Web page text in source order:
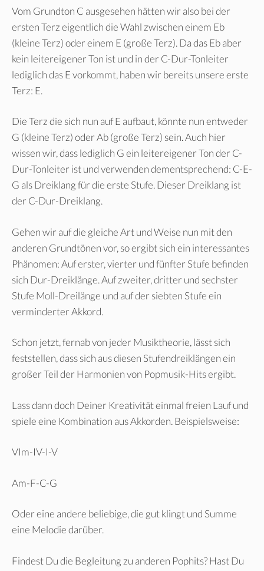
Vom Grundton C ausgesehen hätten wir also bei der
ersten Terz eigentlich die Wahl zwischen einem Eb
(kleine Terz) oder einem E (große Terz). Da das Eb aber
kein leitereigener Ton ist und in der C-Dur-Tonleiter
lediglich das E vorkommt, haben wir bereits unsere erste
Terz: E.
Die Terz die sich nun auf E aufbaut, könnte nun entweder
G (kleine Terz) oder Ab (große Terz) sein. Auch hier
wissen wir, dass lediglich G ein leitereigener Ton der C-
Dur-Tonleiter ist und verwenden dementsprechend: C-E-
G als Dreiklang für die erste Stufe. Dieser Dreiklang ist
der C-Dur-Dreiklang.
Gehen wir auf die gleiche Art und Weise nun mit den
anderen Grundtönen vor, so ergibt sich ein interessantes
Phänomen: Auf erster, vierter und fünfter Stufe befinden
sich Dur-Dreiklänge. Auf zweiter, dritter und sechster
Stufe Moll-Dreilänge und auf der siebten Stufe ein
verminderter Akkord.
Schon jetzt, fernab von jeder Musiktheorie, lässt sich
feststellen, dass sich aus diesen Stufendreiklängen ein
großer Teil der Harmonien von Popmusik-Hits ergibt.
Lass dann doch Deiner Kreativität einmal freien Lauf und
spiele eine Kombination aus Akkorden. Beispielsweise:
VIm-IV-I-V
Am-F-C-G
Oder eine andere beliebige, die gut klingt und Summe
eine Melodie darüber.
Findest Du die Begleitung zu anderen Pophits? Hast Du